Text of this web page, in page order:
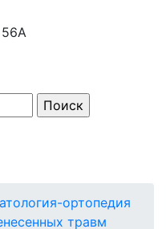
56А
ортопедия
травм